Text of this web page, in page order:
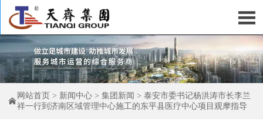


网站首页 > 新闻中心 > 集团新闻 > 泰安市委书记杨洪涛市长李兰
祥一行到济南区域管理中心施工的东平县医疗中心项目观摩指导